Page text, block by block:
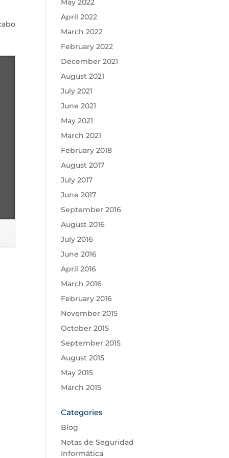
May 2022
April 2022
March 2022
February 2022
December 2021
August 2021
July 2021
June 2021
May 2021
March 2021
February 2018
August 2017
July 2017
June 2017
September 2016
August 2016
July 2016
June 2016
April 2016
March 2016
February 2016
November 2015
October 2015
September 2015
August 2015
May 2015
March 2015
Categories
Blog
Notas de Seguridad
Informática